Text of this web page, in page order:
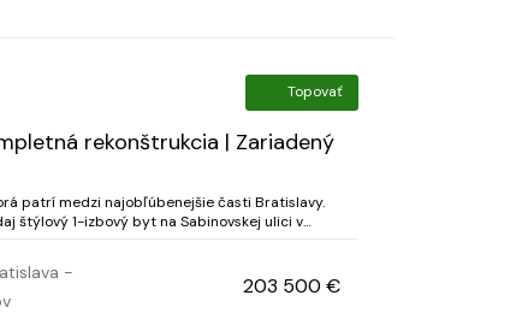
Topovať
rekonštrukcia | Zariadený
patrí medzi najobľúbenejšie časti Bratislavy.
štýlový 1-izbový byt na Sabinovskej ulici v
-
203 500 €